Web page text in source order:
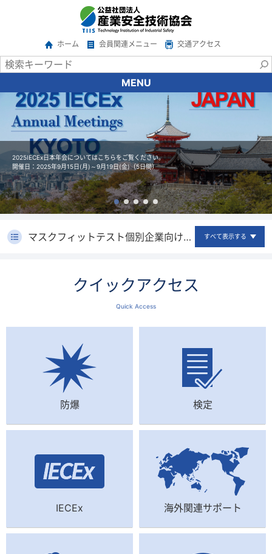
ホーム 会員関連メニュー 交通アクセス
MENU
協会について
会長あいさつ
協会の概要
沿革
情報公開
アクセス
関係機関・団体
広報
書籍等の頒布
講座・講習会のご案内
物品調達
2025IECEx日本年会についてはこちらをご覧ください。
開催日：2025年9月15日(月)～9月19日(金)（5日間）
マスクフィットテスト個別企業向けサービス終了について すべて表示する
クイックアクセス
Quick Access
防爆 検定
IECEx 海外関連サポート